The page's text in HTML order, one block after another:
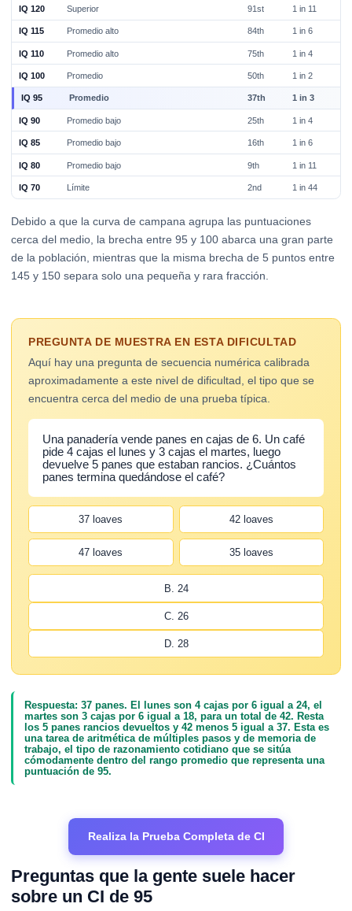
IQ 120 Superior 91st 1 in 11
IQ 115 Promedio alto 84th 1 in 6
IQ 110 Promedio alto 75th 1 in 4
IQ 100 Promedio 50th 1 in 2
IQ 95 Promedio 37th 1 in 3
IQ 90 Promedio bajo 25th 1 in 4
IQ 85 Promedio bajo 16th 1 in 6
IQ 80 Promedio bajo 9th 1 in 11
IQ 70 Límite 2nd 1 in 44
Debido a que la curva de campana agrupa las puntuaciones
cerca del medio, la brecha entre 95 y 100 abarca una gran parte
de la población, mientras que la misma brecha de 5 puntos entre
145 y 150 separa solo una pequeña y rara fracción.
PREGUNTA DE MUESTRA EN ESTA DIFICULTAD
Aquí hay una pregunta de secuencia numérica calibrada
aproximadamente a este nivel de dificultad, el tipo que se
encuentra cerca del medio de una prueba típica.
Una panadería vende panes en cajas de 6. Un café
pide 4 cajas el lunes y 3 cajas el martes, luego
devuelve 5 panes que estaban rancios. ¿Cuántos
panes termina quedándose el café?
37 loaves 42 loaves
47 loaves 35 loaves
B. 24
C. 26
D. 28
Respuesta: 37 panes. El lunes son 4 cajas por 6 igual a 24, el
martes son 3 cajas por 6 igual a 18, para un total de 42. Resta
los 5 panes rancios devueltos y 42 menos 5 igual a 37. Esta es
una tarea de aritmética de múltiples pasos y de memoria de
trabajo, el tipo de razonamiento cotidiano que se sitúa
cómodamente dentro del rango promedio que representa una
puntuación de 95.
Realiza la Prueba Completa de CI
Preguntas que la gente suele hacer
sobre un CI de 95